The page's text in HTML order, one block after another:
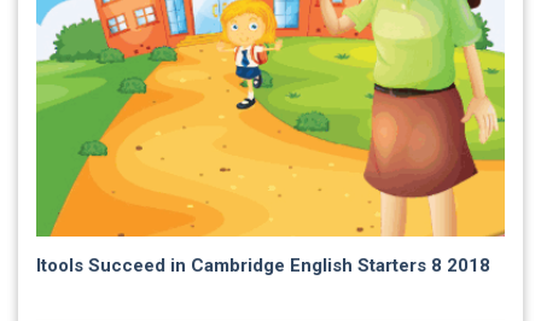
Itools Succeed in Cambridge English Starters 8 2018